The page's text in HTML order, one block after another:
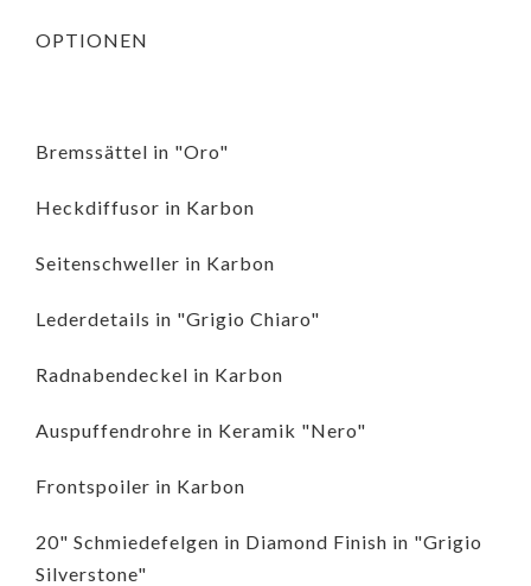
OPTIONEN
Bremssättel in "Oro"
Heckdiffusor in Karbon
Seitenschweller in Karbon
Lederdetails in "Grigio Chiaro"
Radnabendeckel in Karbon
Auspuffendrohre in Keramik "Nero"
Frontspoiler in Karbon
20" Schmiedefelgen in Diamond Finish in "Grigio
Silverstone"